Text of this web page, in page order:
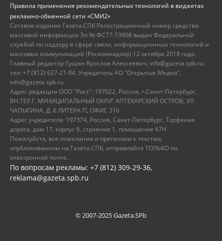
Правила применения рекомендательных технологий в виджетах
рекламно-обменной сети «СМИ2»
Сетевое издание Газета.СПб Регистрационный номер средства
массовой информации Эл № ФС77-73908 выдан Федеральной
службой по надзору в сфере связи, информационных технологий и
массовых коммуникаций (Роскомнадзор) 12 октября 2018 года.
Главный редактор Гущин Ярослав Алексеевич, info@gazeta.spb.ru,
тел: +7 (812) 627-21-84. Учредитель АО "Открытые Медиа",
info@gazeta.spb.ru
Адрес редакции ООО "Рост": 197022, Россия, г.Санкт-Петербург,
ВН.ТЕР.Г. МУНИЦИПАЛЬНЫЙ ОКРУГ АПТЕКАРСКИЙ ОСТРОВ, УЛ
ЧАПЫГИНА, Д. 6 ЛИТЕРА П, ОФИС 316
Адрес учредителя: 197374, Россия, Санкт-Петербург, Торфяная
дорога, дом 17, корпус 6, строение 1, помещение 67Н
Пожалуйста, все пожелания и претензии к текстам,
опубликованном на Газета.СПб, отправляйте ТОЛЬКО по
электронной почте.
По вопросам рекламы: +7 (812) 309-29-36,
reklama@gazeta.spb.ru
© 2007-2025 Gazeta.SPb